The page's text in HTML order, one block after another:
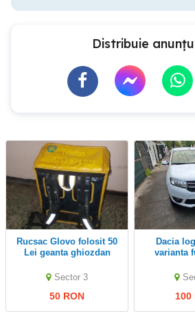
Distribuie
Rucsac Glovo folosit 50
Lei geanta ghiozdan
Livrari transport alimente
Sector 3
50 RON
Dacia logan cu gpl
varianta
100